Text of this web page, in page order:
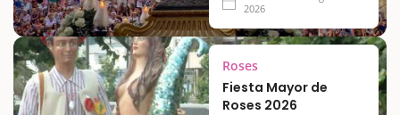
2026
Roses
Fiesta Mayor de
Roses 2026